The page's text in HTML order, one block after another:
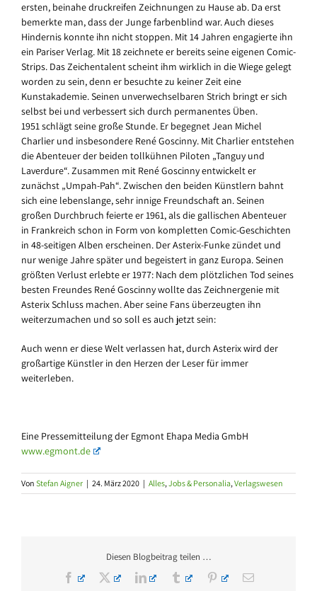
ersten, beinahe druckreifen Zeichnungen zu Hause ab. Da erst
bemerkte man, dass der Junge farbenblind war. Auch dieses
Hindernis konnte ihn nicht stoppen. Mit 14 Jahren engagierte ihn
ein Pariser Verlag. Mit 18 zeichnete er bereits seine eigenen Comic-
Strips. Das Zeichentalent scheint ihm wirklich in die Wiege gelegt
worden zu sein, denn er besuchte zu keiner Zeit eine
Kunstakademie. Seinen unverwechselbaren Strich bringt er sich
selbst bei und verbessert sich durch permanentes Üben.
1951 schlägt seine große Stunde. Er begegnet Jean Michel
Charlier und insbesondere René Goscinny. Mit Charlier entstehen
die Abenteuer der beiden tollkühnen Piloten „Tanguy und
Laverdure“. Zusammen mit René Goscinny entwickelt er
zunächst „Umpah-Pah“. Zwischen den beiden Künstlern bahnt
sich eine lebenslange, sehr innige Freundschaft an. Seinen
großen Durchbruch feierte er 1961, als die gallischen Abenteuer
in Frankreich schon in Form von kompletten Comic-Geschichten
in 48-seitigen Alben erscheinen. Der Asterix-Funke zündet und
nur wenige Jahre später und begeistert in ganz Europa. Seinen
größten Verlust erlebte er 1977: Nach dem plötzlichen Tod seines
besten Freundes René Goscinny wollte das Zeichnergenie mit
Asterix Schluss machen. Aber seine Fans überzeugten ihn
weiterzumachen und so soll es auch jetzt sein:
Auch wenn er diese Welt verlassen hat, durch Asterix wird der
großartige Künstler in den Herzen der Leser für immer
weiterleben.
Eine Pressemitteilung der Egmont Ehapa Media GmbH
www.egmont.de
Von Stefan Aigner | 24. März 2020 | Alles,Jobs & Personalia,Verlagswesen
Diesen Blogbeitrag teilen …
Facebook
X LinkedInTumblr PinterestE-